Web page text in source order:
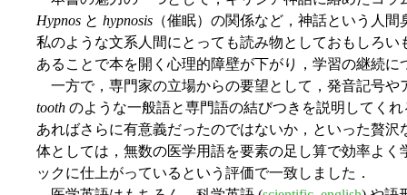
Hypnos と hypnosis （催眠）の関係など，神話という人
私のような文系人間にとっても読み物としておもしろ
あることで本を開く心理的障壁が下がり，学習の継続
一方で，専門家の立場からの要望として，発音記号
tooth のような一般語と専門語の結びつきを説明してく
あればさらに有意義だったのではないか，といった贅
体としては，無数の医学用語を要素の足し算で効率よ
ックに仕上がっているという評価で一致しました．